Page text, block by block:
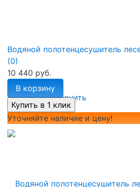
избранное сравнить
Водяной полотенцесушитель
(0)
10 440 руб.
В корзину
Уточняйте наличие и цену!